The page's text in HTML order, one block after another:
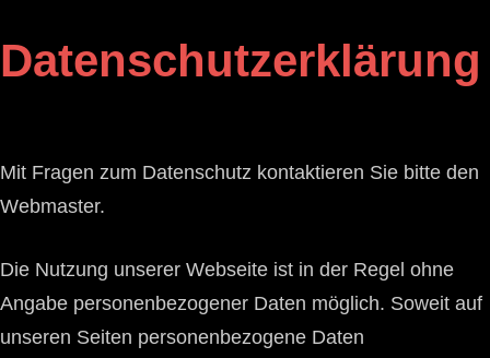
Datenschutzerklärung
Mit Fragen zum Datenschutz kontaktieren Sie bitte den
Webmaster.
Die Nutzung unserer Webseite ist in der Regel ohne
Angabe personenbezogener Daten möglich. Soweit auf
unseren Seiten personenbezogene Daten